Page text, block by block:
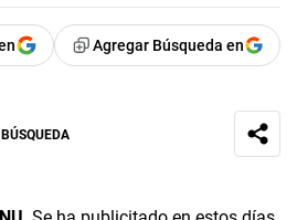
Agregar Búsqueda en